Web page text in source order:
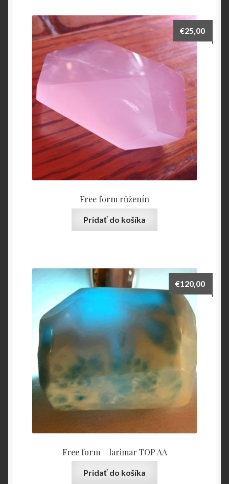
Free form růženín
€25,00
Pridať do košíka
Free form – larimar TOP AA
€120,00
Pridať do košíka